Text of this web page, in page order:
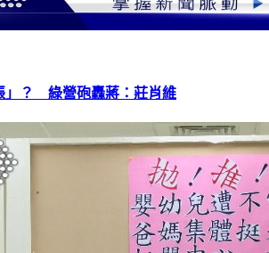
」？ 綠營砲轟蔣：莊肖維